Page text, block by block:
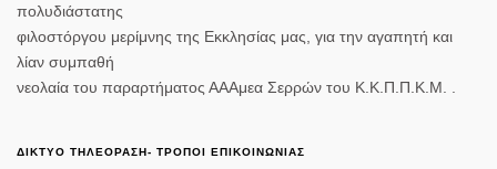
πολυδιάστατης
φιλοστόργου μερίμνης της Εκκλησίας μας, για την αγαπητή και
λίαν συμπαθή
νεολαία του παραρτήματος ΑΑΑμεα Σερρών του Κ.Κ.Π.Π.Κ.Μ. .
ΔΙΚΤΥΟ ΤΗΛΕΟΡΑΣΗ- ΤΡΟΠΟΙ ΕΠΙΚΟΙΝΩΝΙΑΣ